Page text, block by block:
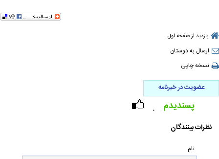
بازدید از صفحه اول
ارسال به دوستان
نسخه چاپی
عضویت در خبرنامه
۰ پسندیدم
نظرات بینندگان
نام